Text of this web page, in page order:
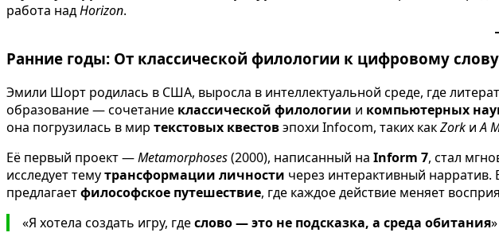
работа надHorizon.
Ранние годы: От классической филологии к цифровому слову
Эмили Шорт родилась в США, выросла в интеллектуальной среде, где
образование — сочетание классической филологии и компьютерных
она погрузилась в мир текстовых квестовэпохи Infocom, таких какZork иA
Её первый проект —Metamorphoses(2000), написанный на Inform 7, стал
исследует темутрансформации личности через интерактивный нарратив.
предлагаетфилософское путешествие, где каждое действие меняет
«Я хотела создать игру, гдеслово — это не подсказка, а среда обитания